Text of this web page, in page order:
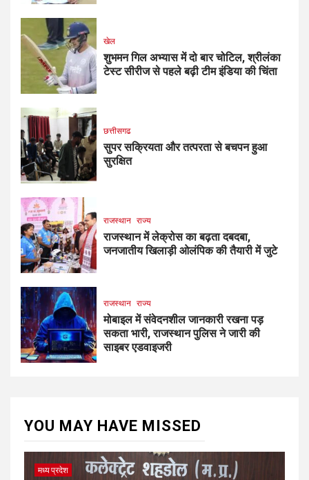
खेल
शुभमन गिल अभ्यास में दो बार चोटिल, श्रीलंका
टेस्ट सीरीज से पहले बढ़ी टीम इंडिया की चिंता
छत्तीसगढ
सुपर सक्रियता और तत्परता से बचपन हुआ
सुरक्षित
राजस्थान राज्य
राजस्थान में लेक्रोस का बढ़ता दबदबा,
जनजातीय खिलाड़ी ओलंपिक की तैयारी में जुटे
राजस्थान राज्य
मोबाइल में संवेदनशील जानकारी रखना पड़
सकता भारी, राजस्थान पुलिस ने जारी की
साइबर एडवाइजरी
YOU MAY HAVE MISSED
मध्य प्रदेश